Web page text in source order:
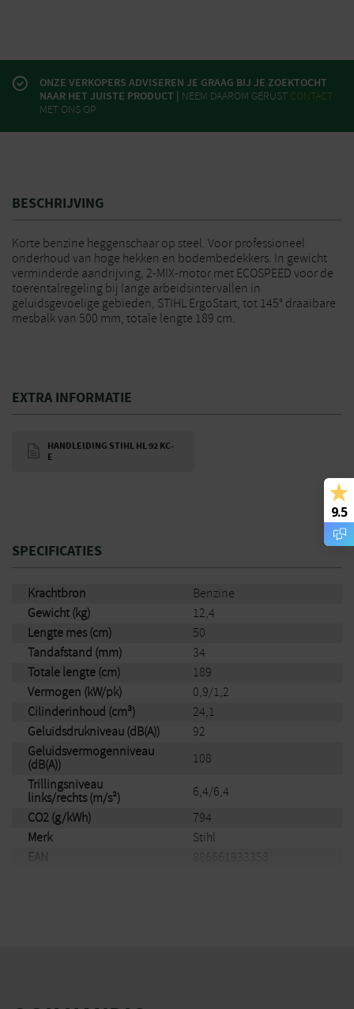
ONZE VERKOPERS ADVISEREN JE GRAAG BIJ JE ZOEKTOCHT
NAAR HET JUISTE PRODUCT | NEEM DAAROM GERUST CONTACT
MET ONS OP
BESCHRIJVING
Korte benzine heggenschaar op steel. Voor professioneel
onderhoud van hoge hekken en bodembedekkers. In gewicht
verminderde aandrijving, 2-MIX-motor met ECOSPEED voor de
toerentalregeling bij lange arbeidsintervallen in
geluidsgevoelige gebieden, STIHL ErgoStart, tot 145° draaibare
mesbalk van 500 mm, totale lengte 189 cm.
EXTRA INFORMATIE
HANDLEIDING STIHL HL 92 KC-
E
SPECIFICATIES
Krachtbron
Benzine
Gewicht (kg)
12,4
Lengte mes (cm)
50
Tandafstand (mm)
34
Totale lengte (cm)
189
Vermogen (kW/pk)
0,9/1,2
Cilinderinhoud (cm³)
24,1
Geluidsdrukniveau (dB(A))
92
Geluidsvermogenniveau
(dB(A))
108
Trillingsniveau
links/rechts (m/s²)
6,4/6,4
CO2 (g/kWh)
794
Merk
Stihl
EAN
886661933358
9.5